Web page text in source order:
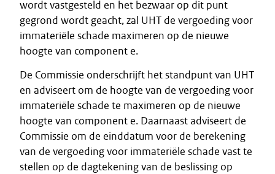
wordt vastgesteld en het bezwaar op dit punt
gegrond wordt geacht, zal UHT de vergoeding voor
immateriële schade maximeren op de nieuwe
hoogte van component e.
De Commissie onderschrijft het standpunt van UHT
en adviseert om de hoogte van de vergoeding voor
immateriële schade te maximeren op de nieuwe
hoogte van component e. Daarnaast adviseert de
Commissie om de einddatum voor de berekening
van de vergoeding voor immateriële schade vast te
stellen op de dagtekening van de beslissing op